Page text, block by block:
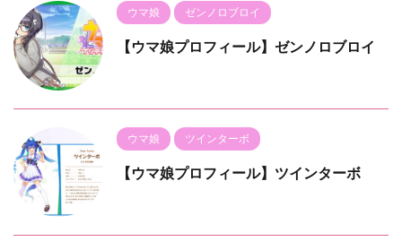
ウマ娘 ゼンノロブロイ
【ウマ娘プロフィール】ゼンノロブロイ
ウマ娘 ツインターボ
【ウマ娘プロフィール】ツインターボ